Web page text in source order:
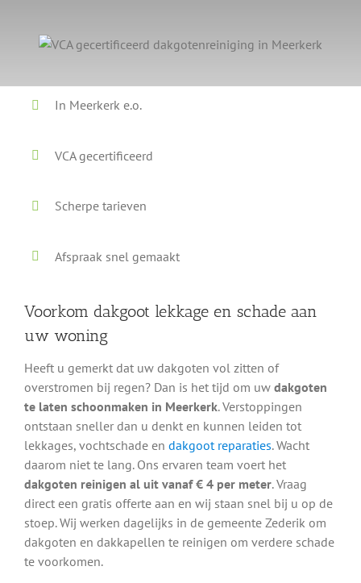
In Meerkerk e.o.
VCA gecertificeerd
Scherpe tarieven
Afspraak snel gemaakt
Voorkom dakgoot lekkage en schade aan
uw woning
Heeft u gemerkt dat uw dakgoten vol zitten of
overstromen bij regen? Dan is het tijd om uw dakgoten
te laten schoonmaken in Meerkerk. Verstoppingen
ontstaan sneller dan u denkt en kunnen leiden tot
lekkages, vochtschade en dakgoot reparaties. Wacht
daarom niet te lang. Ons ervaren team voert het
dakgoten reinigen al uit vanaf € 4 per meter. Vraag
direct een gratis offerte aan en wij staan snel bij u op de
stoep. Wij werken dagelijks in de gemeente Zederik om
dakgoten en dakkapellen te reinigen om verdere schade
te voorkomen.